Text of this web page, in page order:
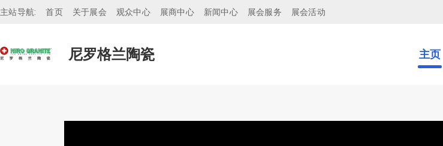
主站导航: 首页 关于展会 观众中心 展商中心 新闻中心 展会服务 展会活动
尼罗格兰陶瓷 主页